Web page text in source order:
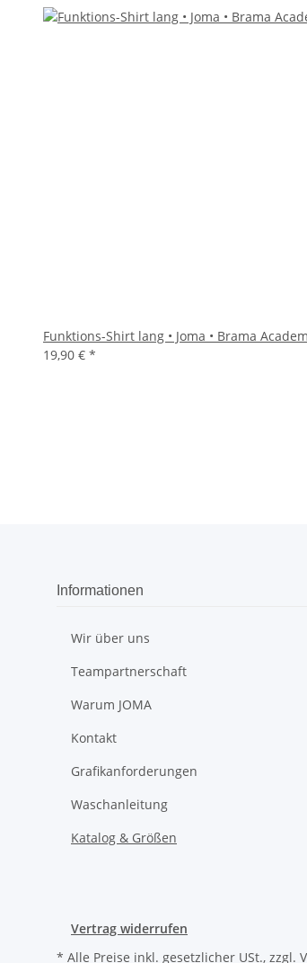
Funktions-Shirt lang • Joma • Brama
19,90 € *
Informationen
Katalog & Größen
Wir über uns
Teampartnerschaft
Warum JOMA
Kontakt
Grafikanforderungen
Waschanleitung
Vertrag widerrufen
* Alle Preise inkl. gesetzlicher USt., zzgl.